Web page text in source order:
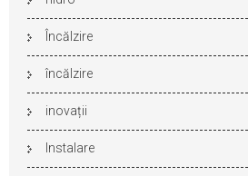
Încălzire
încălzire
inovații
Instalare